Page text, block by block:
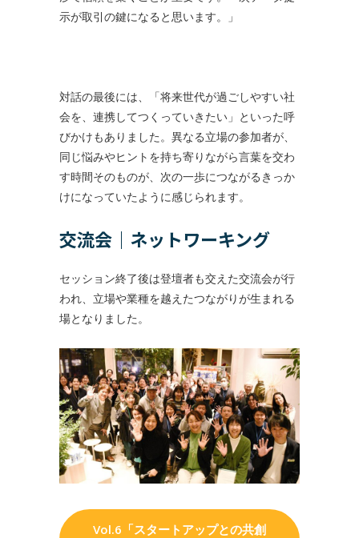
示が取引の鍵になると思います。」
対話の最後には、「将来世代が過ごしやすい社
会を、連携してつくっていきたい」といった呼
びかけもありました。異なる立場の参加者が、
同じ悩みやヒントを持ち寄りながら言葉を交わ
す時間そのものが、次の一歩につながるきっか
けになっていたように感じられます。
交流会｜ネットワーキング
セッション終了後は登壇者も交えた交流会が行
われ、立場や業種を越えたつながりが生まれる
場となりました。
Vol.6「スタートアップとの共創